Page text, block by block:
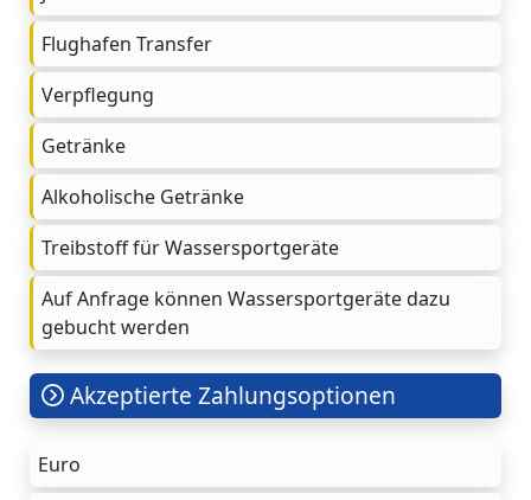
Flughafen Transfer
Verpflegung
Getränke
Alkoholische Getränke
Treibstoff für Wassersportgeräte
Auf Anfrage können Wassersportgeräte dazu
gebucht werden
Akzeptierte Zahlungsoptionen
Euro